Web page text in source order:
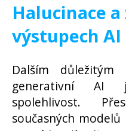
Halucinace
výstupech AI
Dalším
generativní AI
spolehlivost.
současných